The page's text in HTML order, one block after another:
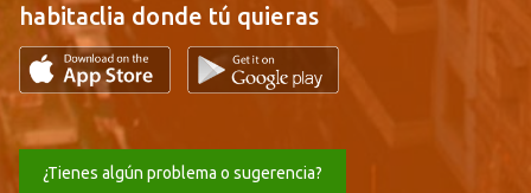
habitaclia donde tú quieras
¿Tienes algún problema o sugerencia?